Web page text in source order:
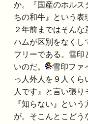
か。『国産のホルス
ちの和牛』という表
２年前まではそん
ハムが区別をなくし
フリーである。雪印
いのだ。
雪印ファ
っ人外人を９人く
人です』と言い張り
『知らない』とい
が。そこんとこどう